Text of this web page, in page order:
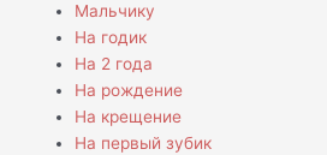
Мальчику
На годик
На 2 года
На рождение
На крещение
На первый зубик